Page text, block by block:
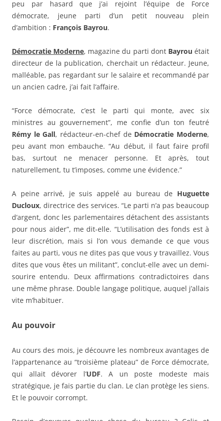
peu par hasard que j’ai rejoint l’équipe de Force
démocrate, jeune parti d’un petit nouveau plein
d’ambition : François Bayrou.
Démocratie Moderne, magazine du parti dont Bayrou était
directeur de la publication, cherchait un rédacteur. Jeune,
malléable, pas regardant sur le salaire et recommandé par
un ancien cadre, j’ai fait l’affaire.
“Force démocrate, c’est le parti qui monte, avec six
ministres au gouvernement”, me confie d’un ton feutré
Rémy le Gall, rédacteur-en-chef de Démocratie Moderne,
peu avant mon embauche. “Au début, il faut faire profil
bas, surtout ne menacer personne. Et après, tout
naturellement, tu t’imposes, comme une évidence.”
A peine arrivé, je suis appelé au bureau de Huguette
Ducloux, directrice des services. “Le parti n’a pas beaucoup
d’argent, donc les parlementaires détachent des assistants
pour nous aider”, me dit-elle. “L’utilisation des fonds est à
leur discrétion, mais si l’on vous demande ce que vous
faites au parti, vous ne dites pas que vous y travaillez. Vous
dites que vous êtes un militant”, conclut-elle avec un demi-
sourire entendu. Deux affirmations contradictoires dans
une même phrase. Double langage politique, auquel j’allais
vite m’habituer.
Au pouvoir
Au cours des mois, je découvre les nombreux avantages de
l’appartenance au “troisième plateau” de Force démocrate,
qui allait dévorer l’UDF. A un poste modeste mais
stratégique, je fais partie du clan. Le clan protège les siens.
Et le pouvoir corrompt.